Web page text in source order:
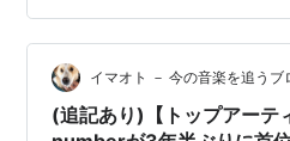
ドキャスト/ラジオ経験者) (…
イマオト － 今の音楽を追うブ
(追記あり)【トップアーテ